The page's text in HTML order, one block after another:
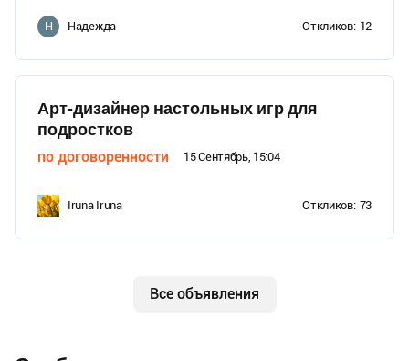
Н Надежда Откликов: 12
Арт-дизайнер настольных игр для
подростков
по договоренности 15 Сентябрь, 15:04
Iruna Iruna Откликов: 73
Все объявления